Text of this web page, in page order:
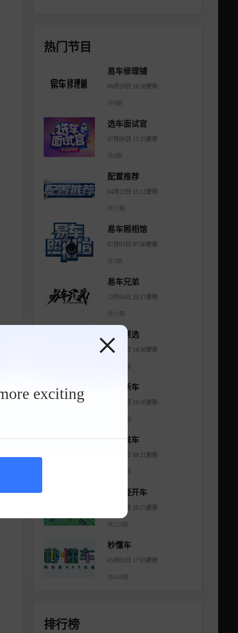
exciting
热门节目
易车修理铺
06月29日 16:38更新
共9期
选车面试官
07月06日 11:35更新
共8期
配置推荐
04月23日 15:12更新
共17期
易车照相馆
07月01日 07:00更新
共5期
易车兄弟
12月04日 20:17更新
共13期
有车帮选
04月11日 14:38更新
共1474期
智看新车
08月06日 19:10更新
共1175期
大斌说车
08月06日 08:21更新
共2965期
不正经开车
08月18日 20:25更新
共254期
秒懂车
05月05日 17:05更新
共648期
排行榜